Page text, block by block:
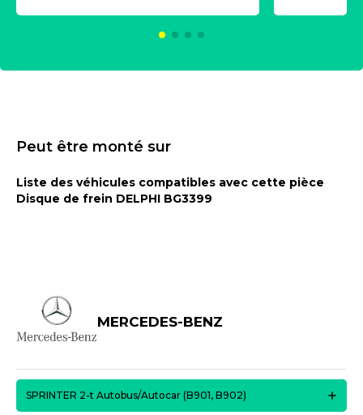
Peut être monté sur
Liste des véhicules compatibles avec cette pièce
Disque de frein DELPHI BG3399
MERCEDES-BENZ
SPRINTER 2-t Autobus/Autocar (B901, B902)